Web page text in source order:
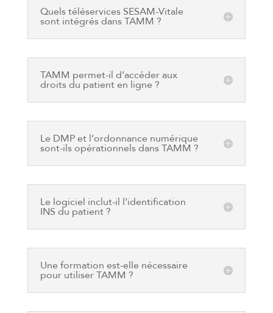
Quels téléservices SESAM-Vitale
sont intégrés dans TAMM ?
TAMM permet-il d’accéder aux
droits du patient en ligne ?
Le DMP et l’ordonnance numérique
sont-ils opérationnels dans TAMM ?
Le logiciel inclut-il l’identification
INS du patient ?
Une formation est-elle nécessaire
pour utiliser TAMM ?